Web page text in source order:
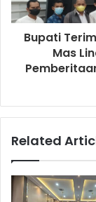
Bupati
Mas
Related